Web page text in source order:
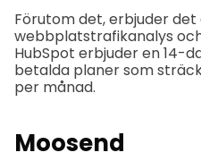
Förutom det, erbjuder
webbplatstrafikanalys
HubSpot erbjuder en 14-
betalda planer som
per månad.
Moosend